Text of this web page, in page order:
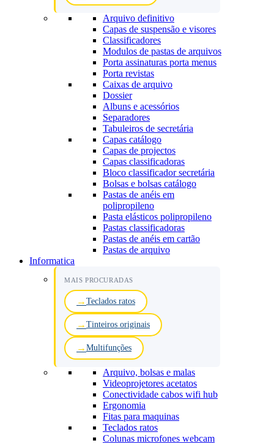
Arquivo definitivo
Capas de suspensão e visores
Classificadores
Modulos de pastas de arquivos
Porta assinaturas porta menus
Porta revistas
Caixas de arquivo
Dossier
Albuns e acessórios
Separadores
Tabuleiros de secretária
Capas catálogo
Capas de projectos
Capas classificadoras
Bloco classificador secretária
Bolsas e bolsas catálogo
Pastas de anéis em
polipropileno
Pasta elásticos polipropileno
Pastas classificadoras
Pastas de anéis em cartão
Pastas de arquivo
Informatica
MAIS PROCURADAS
Teclados ratos
Tinteiros originais
Multifunções
Arquivo, bolsas e malas
Videoprojetores acetatos
Conectividade cabos wifi hub
Ergonomia
Fitas para maquinas
Teclados ratos
Colunas microfones webcam